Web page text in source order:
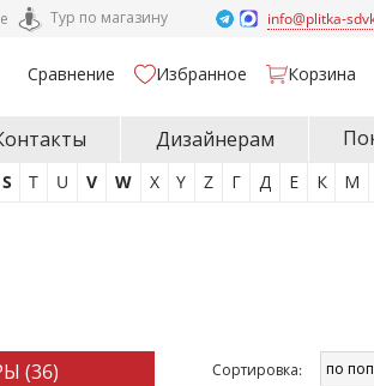
Тур по магазину info@plitka-
Сравнение Избранное Корзина
Дизайнерам
S T U V W X Y Z Г Д Е К М
(36) Cортировка: по